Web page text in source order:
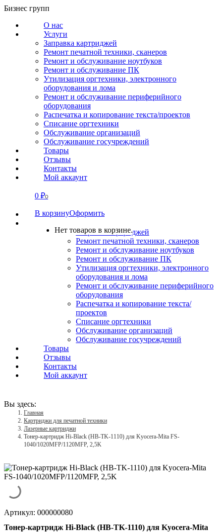
Перейти
содержанию
Бизнес групп
О нас
Услуги
Заправка картриджей
Ремонт печатной техники, сканеров
Ремонт и обслуживание ноутбуков
Ремонт и обслуживание ПК
Утилизация оргтехники, электронного
оборудования и лома
Ремонт и обслуживание периферийного
оборудования
Распечатка и копирование текста/проектов
Списание оргтехники
Обслуживание организаций
Обслуживание госучреждений
Товары
Отзывы
Контакты
Мой аккаунт
0 ₽0
В корзинуОформить
Нет товаров в корзине.
СВЯЗАТЬСЯ
О нас
Заправка картриджей
Ремонт печатной техники, сканеров
Ремонт и обслуживание ноутбуков
Ремонт и обслуживание ПК
Утилизация оргтехники, электронного
оборудования и лома
Ремонт и обслуживание периферийного
оборудования
Распечатка и копирование текста/
проектов
Списание оргтехники
Обслуживание организаций
Обслуживание госучреждений
Товары
Отзывы
Контакты
Мой аккаунт
Вы здесь:
Главная
Картриджи для печатной техники
Лазерные картриджи
Тонер-картридж Hi-Black (HB-TK-1110) для Kyocera-Mita FS-
1040/1020MFP/1120MFP, 2,5K
Артикул: 000000080
Тонер-картридж Hi-Black (HB-TK-1110) для Kyocera-Mita